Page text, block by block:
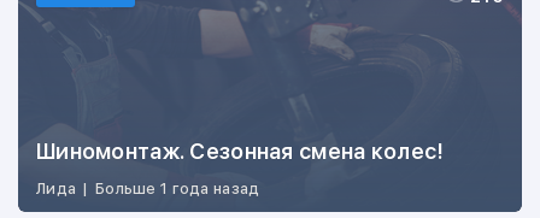
Шиномонтаж. Сезонная смена колес!
Лида | Больше 1 года назад